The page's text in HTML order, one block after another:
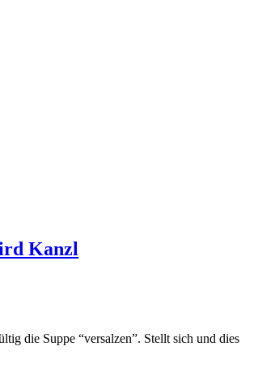
Kanzl
die Suppe “versalzen”. Stellt sich und dies